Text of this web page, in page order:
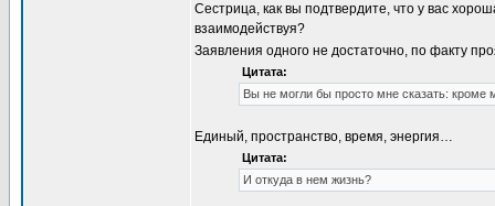
Сестрица, как вы подтвердите, что у вас
взаимодействуя?
Заявления одного не достаточно, по факту
Цитата:
Вы не могли бы просто мне сказать: кроме
Единый, пространство, время, энергия…
Цитата:
И откуда в нем жизнь?